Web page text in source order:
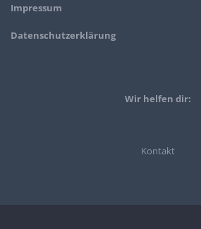
Impressum
Datenschutzerklärung
Wir helfen dir:
Kontakt